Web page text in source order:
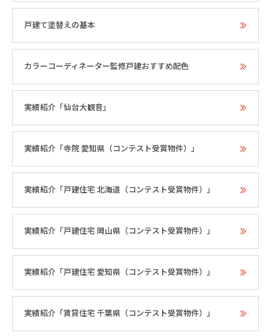
戸建て塗替えの基本
カラーコーディネーター監修戸建おすすめ配色
実績紹介「仙台大観音」
実績紹介「寺院 愛知県（コンテスト受賞物件）」
実績紹介「戸建住宅 北海道（コンテスト受賞物件）」
実績紹介「戸建住宅 岡山県（コンテスト受賞物件）」
実績紹介「戸建住宅 愛知県（コンテスト受賞物件）」
実績紹介「賃貸住宅 千葉県（コンテスト受賞物件）」